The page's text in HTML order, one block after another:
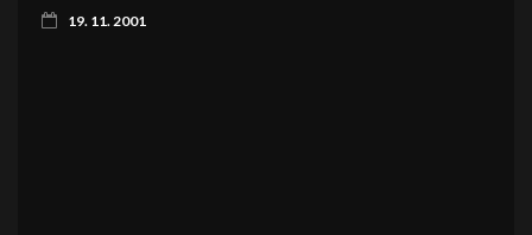
19. 11. 2001